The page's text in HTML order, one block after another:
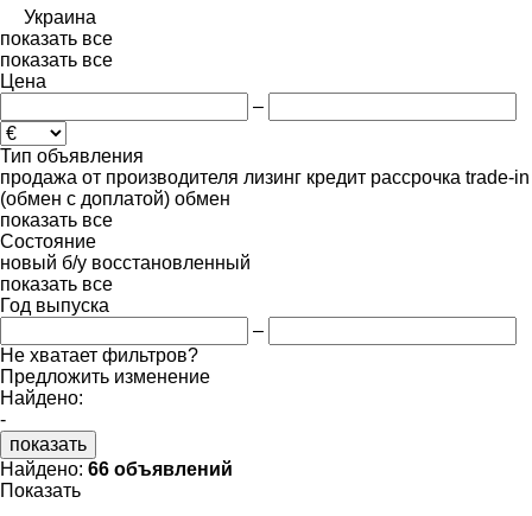
Украина
показать все
показать все
Цена
–
Тип объявления
продажа от производителя лизинг кредит рассрочка trade-in
(обмен с доплатой) обмен
показать все
Состояние
новый б/у восстановленный
показать все
Год выпуска
–
Не хватает фильтров?
Предложить изменение
Найдено:
-
показать
Найдено: 66 объявлений
Показать